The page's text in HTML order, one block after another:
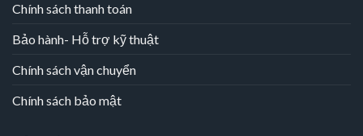
Chính sách thanh toán
Bảo hành- Hỗ trợ kỹ thuật
Chính sách vận chuyển
Chính sách bảo mật